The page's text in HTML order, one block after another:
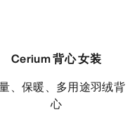
Cerium 背心 女装
心